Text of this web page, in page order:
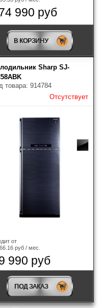
990 руб
В КОРЗИНУ
Sharp SJ-
товара: 914784
Отсутствует
от
руб / мес.
990 руб
ПОД ЗАКАЗ